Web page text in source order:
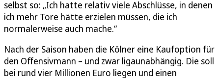
selbst so: „Ich hatte relativ viele Abschlüsse, in denen
ich mehr Tore hätte erzielen müssen, die ich
normalerweise auch mache.“
Nach der Saison haben die Kölner eine Kaufoption für
den Offensivmann – und zwar ligaunabhängig. Die soll
bei rund vier Millionen Euro liegen und einen